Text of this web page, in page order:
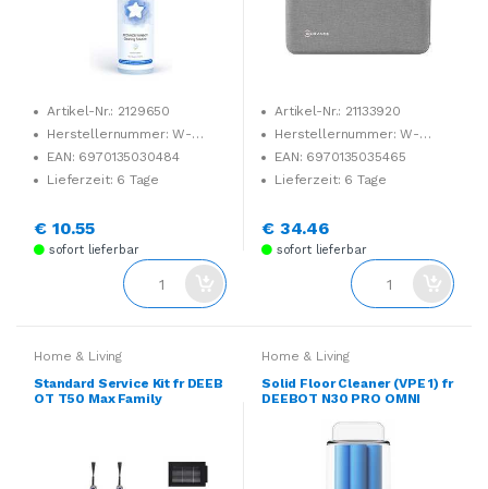
Artikel-Nr.: 2129650
Herstellernummer: W-
SO01-0004
EAN: 6970135030484
Lieferzeit: 6 Tage
€ 10.55
sofort lieferbar
Artikel-Nr.: 21133920
Herstellernummer: W-
SP01-0001
EAN: 6970135035465
Lieferzeit: 6 Tage
€ 34.46
sofort lieferbar
Home & Living
Standard Service Kit fr DEEB
OT T50 Max Family
Home & Living
Solid Floor Cleaner (VPE 1) fr
DEEBOT N30 PRO OMNI